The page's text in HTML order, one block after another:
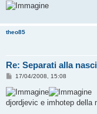
theo85
Re: Separati alla
M
s
s
a
17/04/2008, 15:08
djordjevic e imhotep della